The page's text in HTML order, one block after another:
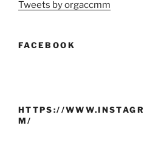
Tweets by orgaccmm
FACEBOOK
HTTPS://
M/